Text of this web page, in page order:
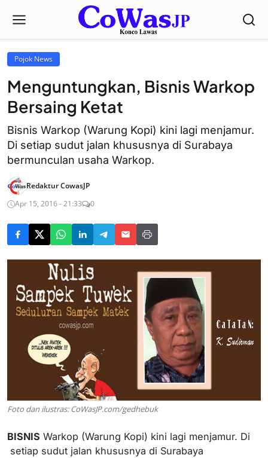
Pojok News
Menguntungkan, Bisnis Warkop
Bersaing Ketat
Bisnis Warkop (Warung Kopi) kini lagi menjamur.
Di setiap sudut jalan khususnya di Surabaya
bermunculan usaha Warkop.
Redaktur CowasJP
Apr 15, 2016 - 21:33
0
Foto dan ilustras: CoWasJP.com/gedhebuk
BISNIS Warkop (Warung Kopi) kini lagi menjamur. Di
setiap sudut jalan khususnya di Surabaya